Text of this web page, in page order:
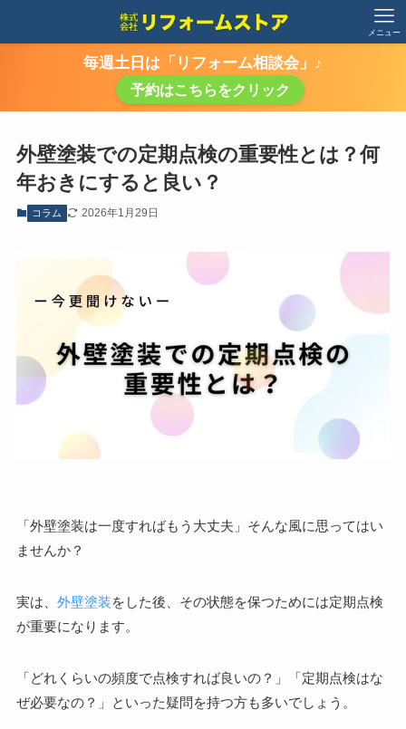
メニュー
毎週土日は「リフォーム相談会」♪
予約はこちらをクリック
外壁塗装での定期点検の重要性とは？何
年おきにすると良い？
コラム 2026年1月29日
「外壁塗装は一度すればもう大丈夫」そんな風に思ってはい
ませんか？
実は、 外壁塗装をした後、その状態を保つためには定期点検
が重要になります。
「どれくらいの頻度で点検すれば良いの？」「定期点検はな
ぜ必要なの？」といった疑問を持つ方も多いでしょう。